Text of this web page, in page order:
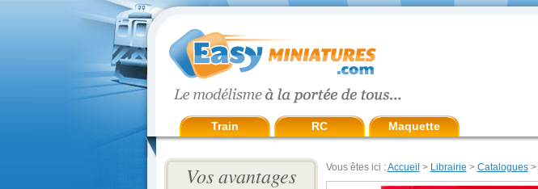
Train RC Maquette
Vos avantages Vous êtes ici :Accueil > Librairie > Catalogues>